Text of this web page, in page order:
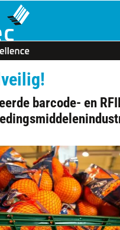
barcode- en